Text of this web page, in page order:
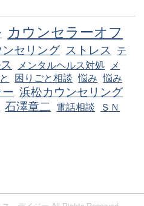
カウンセラーオフ
ンセリング ストレス テ
メンタルヘルス対処 メ
困りごと相談 悩み 悩み
浜松カウンセリング
石澤章二 電話相談 ＳＮ